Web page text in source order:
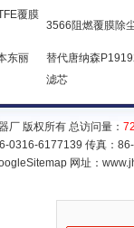
覆膜
3566阻燃覆膜除
东丽
替代唐纳森
滤芯
厂 版权所有 总访问量：
0316-6177139 传真：
网址：